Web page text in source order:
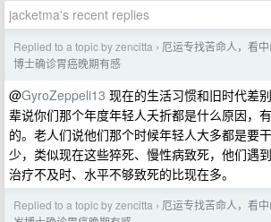
jacketma's recent replies
Replied to a topic by zencitta › 厄运专找苦命人，看
博士确诊胃癌晚期有感
@GyroZeppeli13 现在的生活习惯和旧时代差
辈说你们那个年度年轻人夭折都是什么原因，
的。老人们说他们那个时候年轻人大多都是要
少，类似现在这些猝死、慢性病致死，他们遇
治疗不及时、水平不够致死的比现在多。
Replied to a topic by zencitta › 厄运专找苦命人，看